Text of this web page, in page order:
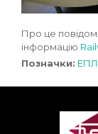
Про це
інформацію
Позначки: